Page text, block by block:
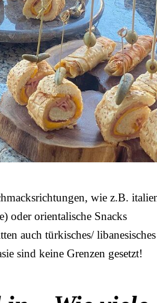
wie z.B.
oder orientalische Snacks
auch türkisches/
sind keine Grenzen gesetzt!